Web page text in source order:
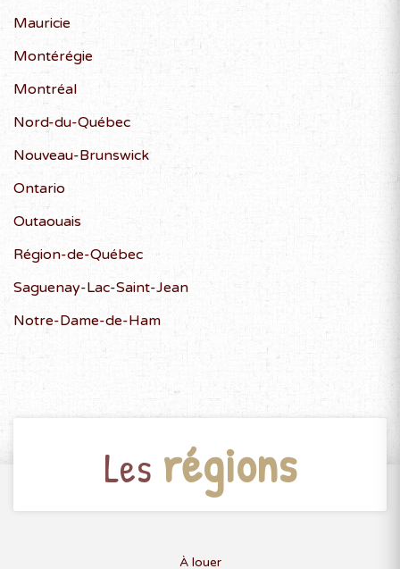
Mauricie
Montérégie
Montréal
Nord-du-Québec
Nouveau-Brunswick
Ontario
Outaouais
Région-de-Québec
Saguenay-Lac-Saint-Jean
Notre-Dame-de-Ham
Les régions
À louer